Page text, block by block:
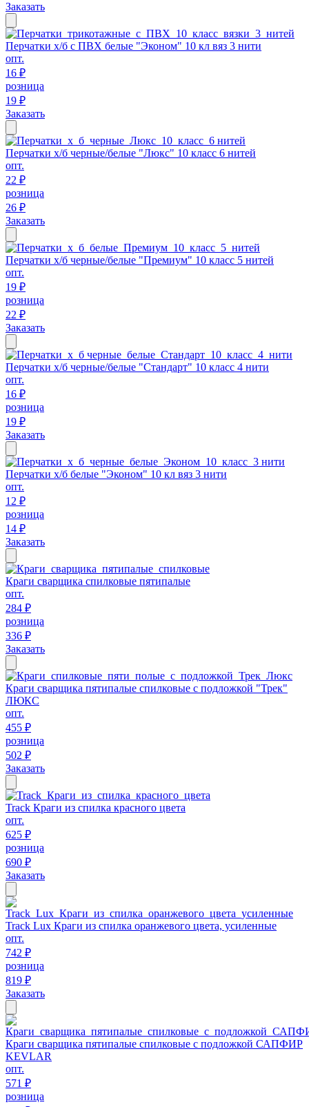
Заказать
Перчатки х/б с ПВХ белые "Эконом" 10 кл вяз 3 нити
опт.
16 ₽
розница
19 ₽
Заказать
Перчатки х/б черные/белые "Люкс" 10 класс 6 нитей
опт.
22 ₽
розница
26 ₽
Заказать
Перчатки х/б черные/белые "Премиум" 10 класс 5 нитей
опт.
19 ₽
розница
22 ₽
Заказать
Перчатки х/б черные/белые "Стандарт" 10 класс 4 нити
опт.
16 ₽
розница
19 ₽
Заказать
Перчатки х/б белые "Эконом" 10 кл вяз 3 нити
опт.
12 ₽
розница
14 ₽
Заказать
Краги сварщика спилковые пятипалые
опт.
284 ₽
розница
336 ₽
Заказать
Краги сварщика пятипалые спилковые с подложкой "Трек"
ЛЮКС
опт.
455 ₽
розница
502 ₽
Заказать
Track Краги из спилка красного цвета
опт.
625 ₽
розница
690 ₽
Заказать
Track Lux Краги из спилка оранжевого цвета, усиленные
опт.
742 ₽
розница
819 ₽
Заказать
Краги сварщика пятипалые спилковые с подложкой САПФИР
KEVLAR
опт.
571 ₽
розница